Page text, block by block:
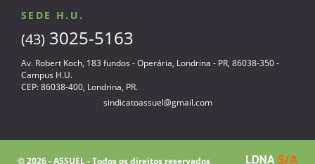
SEDE H.U.
(43) 3025-5163
Av. Robert Koch, 183 fundos - Operária, Londrina - PR, 86038-350 -
Campus H.U.
CEP: 86038-400, Londrina, PR.
sindicatoassuel@gmail.com
© 2026 - ASSUEL - Todos os direitos reservados